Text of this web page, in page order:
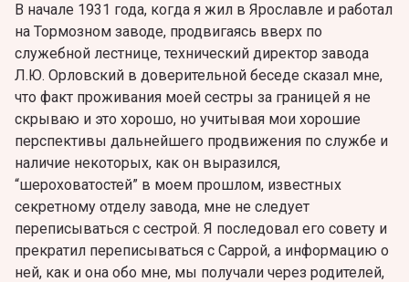
В начале 1931 года, когда я жил в Ярославле и работал
на Тормозном заводе, продвигаясь вверх по
служебной лестнице, технический директор завода
Л.Ю. Орловский в доверительной беседе сказал мне,
что факт проживания моей сестры за границей я не
скрываю и это хорошо, но учитывая мои хорошие
перспективы дальнейшего продвижения по службе и
наличие некоторых, как он выразился,
“шероховатостей” в моем прошлом, известных
секретному отделу завода, мне не следует
переписываться с сестрой. Я последовал его совету и
прекратил переписываться с Саррой, а информацию о
ней, как и она обо мне, мы получали через родителей,